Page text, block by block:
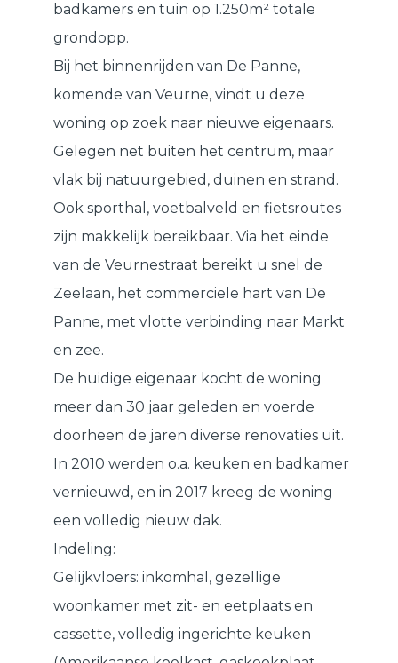
badkamers en tuin op 1.250m² totale
grondopp.
Bij het binnenrijden van De Panne,
komende van Veurne, vindt u deze
woning op zoek naar nieuwe eigenaars.
Gelegen net buiten het centrum, maar
vlak bij natuurgebied, duinen en strand.
Ook sporthal, voetbalveld en fietsroutes
zijn makkelijk bereikbaar. Via het einde
van de Veurnestraat bereikt u snel de
Zeelaan, het commerciële hart van De
Panne, met vlotte verbinding naar Markt
en zee.
De huidige eigenaar kocht de woning
meer dan 30 jaar geleden en voerde
doorheen de jaren diverse renovaties uit.
In 2010 werden o.a. keuken en badkamer
vernieuwd, en in 2017 kreeg de woning
een volledig nieuw dak.
Indeling:
Gelijkvloers: inkomhal, gezellige
woonkamer met zit- en eetplaats en
cassette, volledig ingerichte keuken